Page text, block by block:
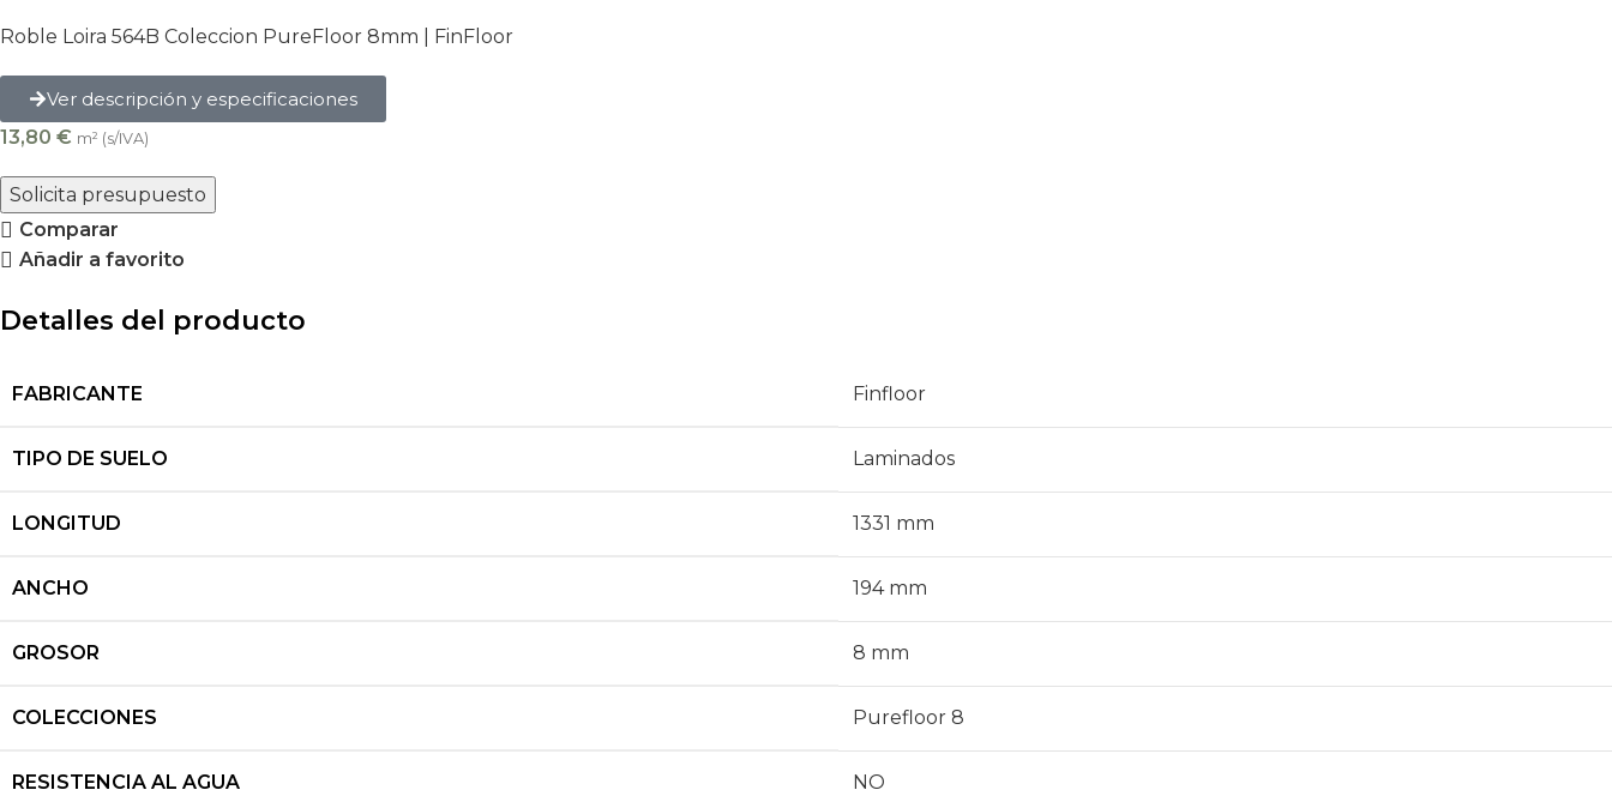
Roble Loira 564B Coleccion PureFloor 8mm | FinFloor
Ver descripción y especificaciones
13,80 € m² (s/IVA)
Solicita presupuesto
Comparar
Añadir a favorito
Detalles del producto
FABRICANTE Finfloor
TIPO DE SUELO Laminados
LONGITUD 1331 mm
ANCHO 194 mm
GROSOR 8 mm
COLECCIONES Purefloor 8
RESISTENCIA AL AGUA NO